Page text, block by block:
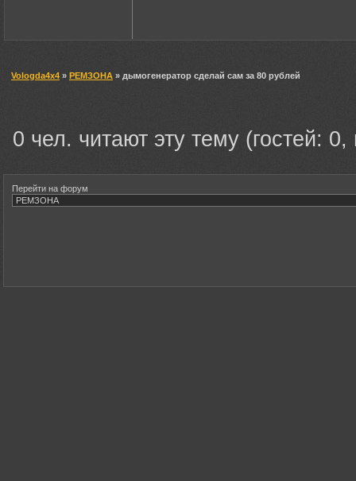
Vologda4x4 » РЕМЗОНА » дымогенератор сделай сам за 80 рублей
0 чел. читают эту тему (гостей:
Перейти на форум